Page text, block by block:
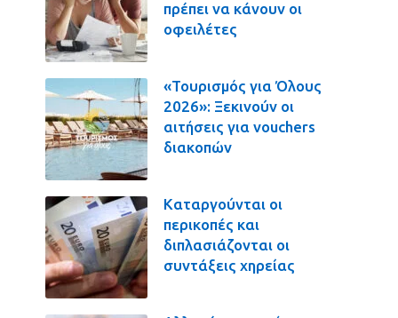
πρέπει να κάνουν οι
οφειλέτες
«Τουρισμός για Όλους
2026»: Ξεκινούν οι
αιτήσεις για vouchers
διακοπών
Καταργούνται οι
περικοπές και
διπλασιάζονται οι
συντάξεις χηρείας